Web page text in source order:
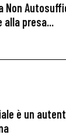
Non
alla presa...
è un